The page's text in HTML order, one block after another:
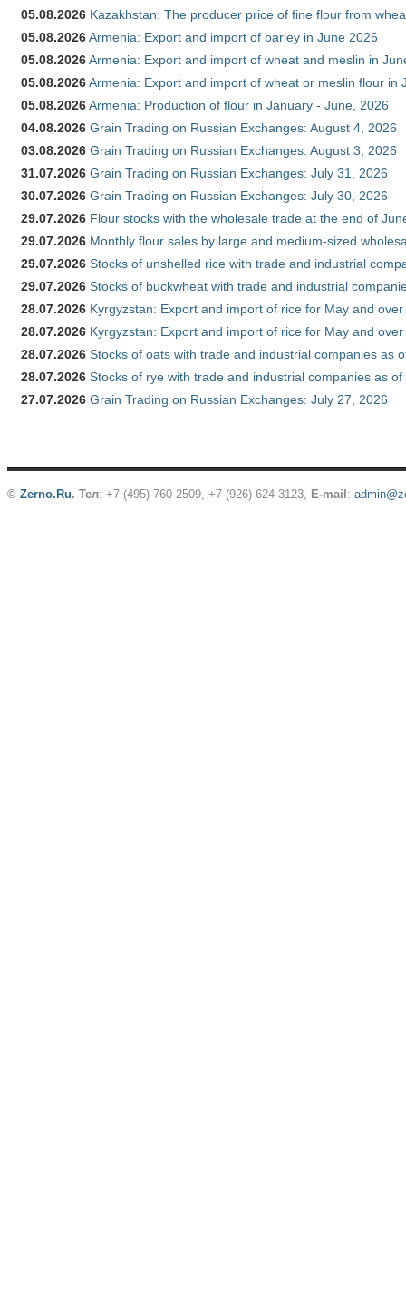
05.08.2026 Kazakhstan: The producer price of fine flour from
05.08.2026Armenia: Export and import of barley in June 2026
05.08.2026Armenia: Export and import of wheat and meslin in
05.08.2026Armenia: Export and import of wheat or meslin flour in
05.08.2026Armenia: Production of flour in January - June, 2026
04.08.2026 Grain Trading on Russian Exchanges: August 4, 2026
03.08.2026 Grain Trading on Russian Exchanges: August 3, 2026
31.07.2026 Grain Trading on Russian Exchanges: July 31, 2026
30.07.2026 Grain Trading on Russian Exchanges: July 30, 2026
29.07.2026 Flour stocks with the wholesale trade at the end of
29.07.2026 Monthly flour sales by large and medium-sized
29.07.2026 Stocks of unshelled rice with trade and industrial
29.07.2026 Stocks of buckwheat with trade and industrial
28.07.2026 Kyrgyzstan: Export and import of rice for May and
28.07.2026 Kyrgyzstan: Export and import of rice for May and
28.07.2026 Stocks of oats with trade and industrial companies as
28.07.2026 Stocks of rye with trade and industrial companies as
27.07.2026 Grain Trading on Russian Exchanges: July 27, 2026
© Zerno.Ru. Тел: +7 (495) 760-2509, +7 (926) 624-3123, E-mail :